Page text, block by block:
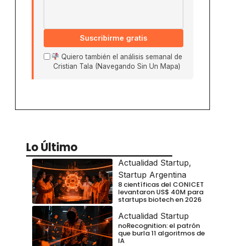
Suscribirme gratis
Quiero también el análisis semanal de
Cristian Tala (Navegando Sin Un Mapa)
Lo Último
Actualidad Startup,
Startup Argentina
8 científicas del CONICET
levantaron US$ 40M para
startups biotech en 2026
Actualidad Startup
noRecognition: el patrón
que burla 11 algoritmos de
IA